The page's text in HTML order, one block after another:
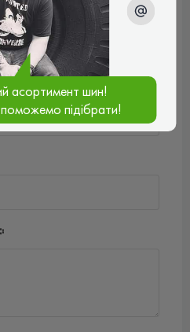
асортимент шин!
підібрати!